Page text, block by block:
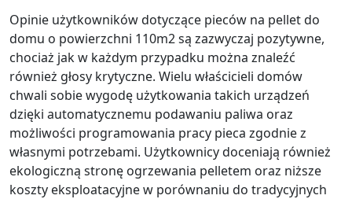
Opinie użytkowników dotyczące pieców na pellet do
domu o powierzchni 110m2 są zazwyczaj pozytywne,
chociaż jak w każdym przypadku można znaleźć
również głosy krytyczne. Wielu właścicieli domów
chwali sobie wygodę użytkowania takich urządzeń
dzięki automatycznemu podawaniu paliwa oraz
możliwości programowania pracy pieca zgodnie z
własnymi potrzebami. Użytkownicy doceniają również
ekologiczną stronę ogrzewania pelletem oraz niższe
koszty eksploatacyjne w porównaniu do tradycyjnych